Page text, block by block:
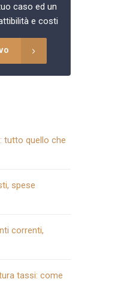
caso ed un
e costi
tutto quello che
spese
correnti,
tassi: come